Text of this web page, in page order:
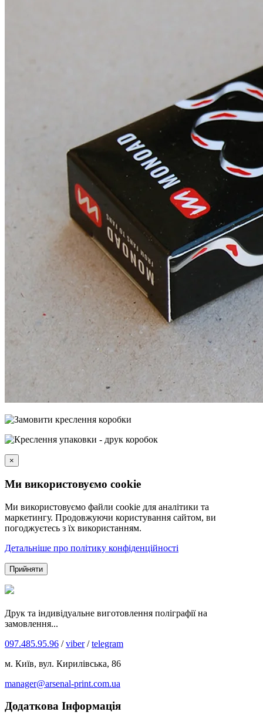
×
Ми використовуємо cookie
Ми використовуємо файли cookie для аналітики та
маркетингу. Продовжуючи користування сайтом, ви
погоджуєтесь з їх використанням.
Детальніше про політику конфіденційності
Прийняти
Друк та індивідуальне виготовлення поліграфії на
замовлення...
097.485.95.96 /viber/telegram
м. Київ, вул. Кирилівська, 86
manager@arsenal-print.com.ua
Додаткова Інформація